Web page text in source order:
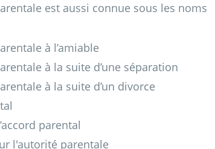
est aussi connue sous les noms
à l’amiable
à la suite d’une séparation
à la suite d’un divorce
parental
l'autorité parentale